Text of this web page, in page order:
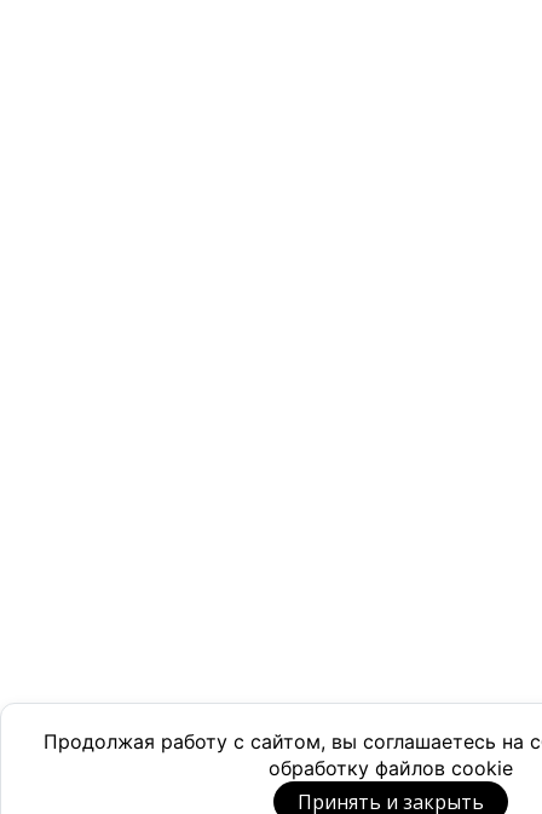
Продолжая работу с сайтом, вы соглашаетесь на
обработку файлов cookie
Принять и закрыть